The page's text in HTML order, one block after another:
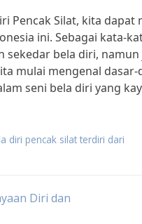
Pencak Silat, kita
ini. Sebagai kata-
sekedar bela diri,
mulai mengenal
seni bela diri yang
diri pencak silat terdiri dari
Diri dan